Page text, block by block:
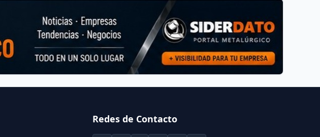
Redes de Contacto